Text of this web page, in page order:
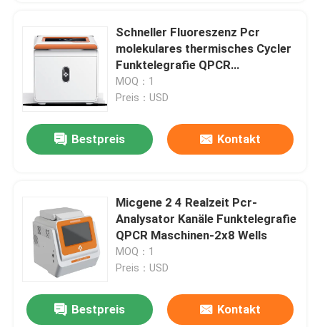
Schneller Fluoreszenz Pcr
molekulares thermisches Cycler
Funktelegrafie QPCR
quantitativer Maschinen-NMPA
MOQ：1
Preis：USD
Bestpreis Kontakt
Micgene 2 4 Realzeit Pcr-
Analysator Kanäle Funktelegrafie
QPCR Maschinen-2x8 Wells
MOQ：1
Preis：USD
Bestpreis Kontakt